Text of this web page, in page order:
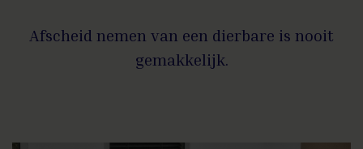
Afscheid nemen van een dierbare is nooit
gemakkelijk.